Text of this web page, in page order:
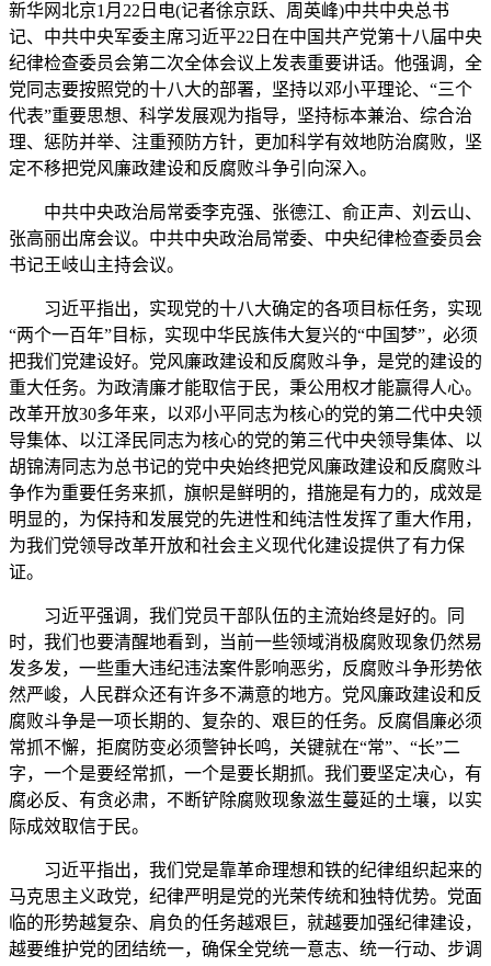
新华网北京1月22日电(记者徐京跃、周英峰)中共中央总书
记、中共中央军委主席习近平22日在中国共产党第十八届中央
纪律检查委员会第二次全体会议上发表重要讲话。他强调，全
党同志要按照党的十八大的部署，坚持以邓小平理论、“三个
代表”重要思想、科学发展观为指导，坚持标本兼治、综合治
理、惩防并举、注重预防方针，更加科学有效地防治腐败，坚
定不移把党风廉政建设和反腐败斗争引向深入。
中共中央政治局常委李克强、张德江、俞正声、刘云山、
张高丽出席会议。中共中央政治局常委、中央纪律检查委员会
书记王岐山主持会议。
习近平指出，实现党的十八大确定的各项目标任务，实现
“两个一百年”目标，实现中华民族伟大复兴的“中国梦”，必须
把我们党建设好。党风廉政建设和反腐败斗争，是党的建设的
重大任务。为政清廉才能取信于民，秉公用权才能赢得人心。
改革开放30多年来，以邓小平同志为核心的党的第二代中央领
导集体、以江泽民同志为核心的党的第三代中央领导集体、以
胡锦涛同志为总书记的党中央始终把党风廉政建设和反腐败斗
争作为重要任务来抓，旗帜是鲜明的，措施是有力的，成效是
明显的，为保持和发展党的先进性和纯洁性发挥了重大作用，
为我们党领导改革开放和社会主义现代化建设提供了有力保
证。
习近平强调，我们党员干部队伍的主流始终是好的。同
时，我们也要清醒地看到，当前一些领域消极腐败现象仍然易
发多发，一些重大违纪违法案件影响恶劣，反腐败斗争形势依
然严峻，人民群众还有许多不满意的地方。党风廉政建设和反
腐败斗争是一项长期的、复杂的、艰巨的任务。反腐倡廉必须
常抓不懈，拒腐防变必须警钟长鸣，关键就在“常”、“长”二
字，一个是要经常抓，一个是要长期抓。我们要坚定决心，有
腐必反、有贪必肃，不断铲除腐败现象滋生蔓延的土壤，以实
际成效取信于民。
习近平指出，我们党是靠革命理想和铁的纪律组织起来的
马克思主义政党，纪律严明是党的光荣传统和独特优势。党面
临的形势越复杂、肩负的任务越艰巨，就越要加强纪律建设，
越要维护党的团结统一，确保全党统一意志、统一行动、步调